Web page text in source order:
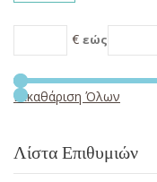
€ εώς
Εκκαθάριση Όλων
Λίστα Επιθυμιών